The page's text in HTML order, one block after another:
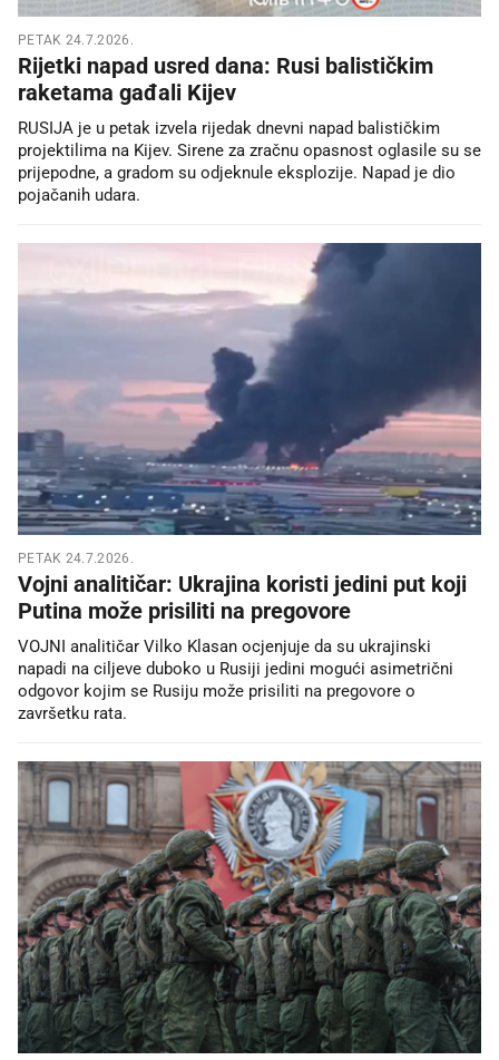
PETAK 24.7.2026.
Rijetki napad usred dana: Rusi balističkim
raketama gađali Kijev
RUSIJA je u petak izvela rijedak dnevni napad balističkim
projektilima na Kijev. Sirene za zračnu opasnost oglasile su se
prijepodne, a gradom su odjeknule eksplozije. Napad je dio
pojačanih udara.
PETAK 24.7.2026.
Vojni analitičar: Ukrajina koristi jedini put koji
Putina može prisiliti na pregovore
VOJNI analitičar Vilko Klasan ocjenjuje da su ukrajinski
napadi na ciljeve duboko u Rusiji jedini mogući asimetrični
odgovor kojim se Rusiju može prisiliti na pregovore o
završetku rata.